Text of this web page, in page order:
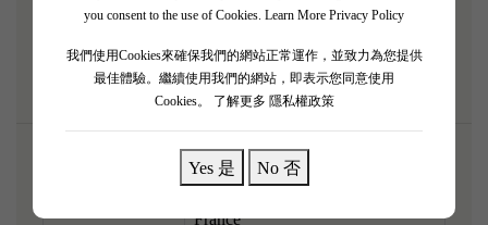
you consent to the use of Cookies. Learn More Privacy Policy
我們使用Cookies來確保我們的網站正常運作，並致力為您提供
最佳體驗。繼續使用我們的網站，即表示您同意使用
Cookies。
了解更多 隱私權政策
Yes 是 No 否
遠陳年打好極佳基礎。呢支絕對係買嚟儲嘅超級潛力
股，將來配搭炭烤頂級和牛，滋味無窮！
Pessac-Léognan, Bordeaux,
France